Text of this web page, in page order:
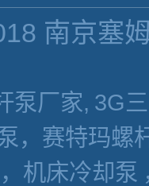
南京塞
泵厂家, 3G
，赛特玛螺
机床冷却泵